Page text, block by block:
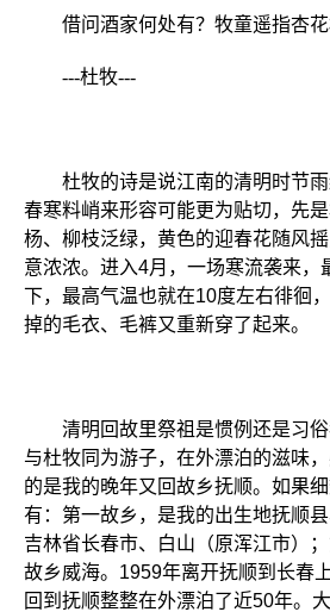
借问酒家何处有？牧童遥指杏花
---杜牧---
杜牧的诗是说江南的清明时节雨
春寒料峭来形容可能更为贴切，先是
杨、柳枝泛绿，黄色的迎春花随风
意浓浓。进入4月，一场寒流袭来，
下，最高气温也就在10度左右徘徊
掉的毛衣、毛裤又重新穿了起来。
清明回故里祭祖是惯例还是习俗
与杜牧同为游子，在外漂泊的滋味
的是我的晚年又回故乡抚顺。如果
有：第一故乡，是我的出生地抚顺
吉林省长春市、白山（原浑江市）
故乡威海。1959年离开抚顺到长春
回到抚顺整整在外漂泊了近50年。